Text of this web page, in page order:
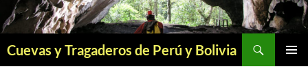
Saltar
al
Cuevas y Tragaderos de Perú y Bolivia